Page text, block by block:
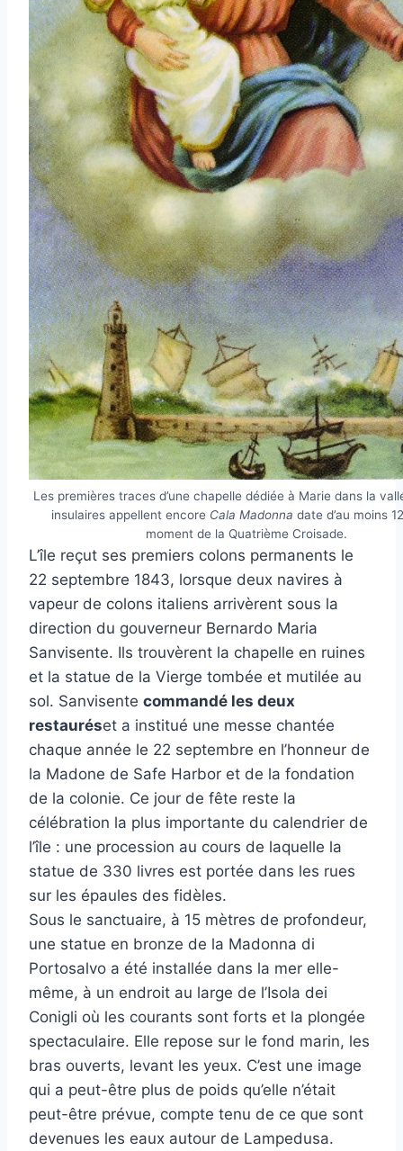
Les premières traces d’une chapelle dédiée à Marie dans la
insulaires appellent encore Cala Madonna date d’au moins
moment de la Quatrième Croisade.
L’île reçut ses premiers colons permanents le
22 septembre 1843, lorsque deux navires à
vapeur de colons italiens arrivèrent sous la
direction du gouverneur Bernardo Maria
Sanvisente. Ils trouvèrent la chapelle en ruines
et la statue de la Vierge tombée et mutilée au
sol. Sanvisente commandé les deux
restauréset a institué une messe chantée
chaque année le 22 septembre en l’honneur de
la Madone de Safe Harbor et de la fondation
de la colonie. Ce jour de fête reste la
célébration la plus importante du calendrier de
l’île : une procession au cours de laquelle la
statue de 330 livres est portée dans les rues
sur les épaules des fidèles.
Sous le sanctuaire, à 15 mètres de profondeur,
une statue en bronze de la Madonna di
Portosalvo a été installée dans la mer elle-
même, à un endroit au large de l’Isola dei
Conigli où les courants sont forts et la plongée
spectaculaire. Elle repose sur le fond marin, les
bras ouverts, levant les yeux. C’est une image
qui a peut-être plus de poids qu’elle n’était
peut-être prévue, compte tenu de ce que sont
devenues les eaux autour de Lampedusa.